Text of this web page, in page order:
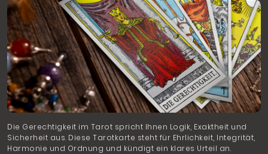
Die Gerechtigkeit im Tarot spricht Ihnen Logik, Exaktheit und
Sicherheit aus. Diese Tarotkarte steht für Ehrlichkeit, Integrität,
Harmonie und Ordnung und kündigt ein klares Urteil an.